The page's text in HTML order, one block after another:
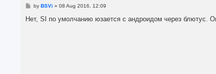
P
s
by BSVi » 08 Aug 2016, 12:09
Нет, SI по умолчанию юзается с андроидом через блютус.